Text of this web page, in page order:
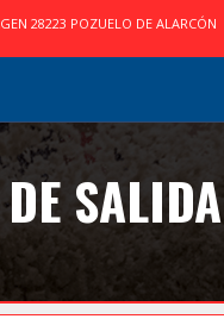
28223 POZUELO DE ALARCÓN
SALIDA